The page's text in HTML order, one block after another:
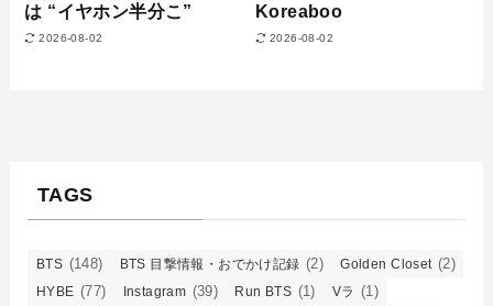
は “イヤホン半分こ”
2026-08-02
Koreaboo
2026-08-02
TAGS
BTS (148) BTS 目撃情報・おでかけ記録 (2) Golden Closet (2)
HYBE (77) Instagram (39) Run BTS (1) Vラ (1)